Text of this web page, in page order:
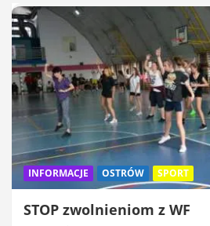
INFORMACJE OSTRÓW SPORT
STOP zwolnieniom z WF